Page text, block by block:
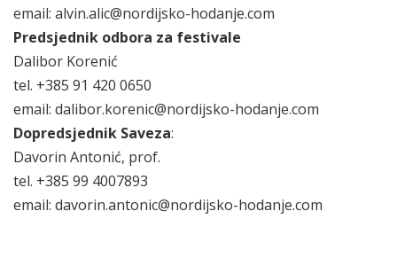
email: alvin.alic@nordijsko-hodanje.com
Predsjednik odbora za festivale
Dalibor Korenić
tel. +385 91 420 0650
email: dalibor.korenic@nordijsko-hodanje.com
Dopredsjednik Saveza:
Davorin Antonić, prof.
tel. +385 99 4007893
email: davorin.antonic@nordijsko-hodanje.com